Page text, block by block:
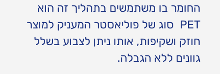
החומר בו משתמשים בתהליך זה הוא
PET סוג של פוליאסטר המעניק למוצר
חוזק ושקיפות, אותו ניתן לצבוע בשלל
גוונים ללא הגבלה.